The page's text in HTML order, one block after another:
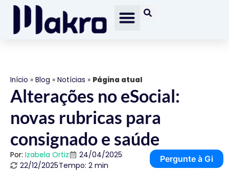
Início » Blog » Notícias » Página atual
Alterações no eSocial:
novas rubricas para
consignado e saúde
Por: Izabela Ortiz
24/04/2025
22/12/2025Tempo: 2 min
Pergunte à Gi